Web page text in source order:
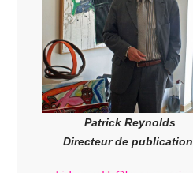
Patrick Reynolds
Directeur de publication